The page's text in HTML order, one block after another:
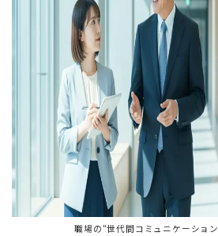
職場の“世代間コミュニケーション